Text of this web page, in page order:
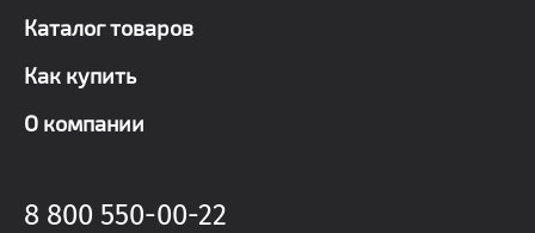
Каталог товаров
Как купить
О компании
8 800 550-00-22